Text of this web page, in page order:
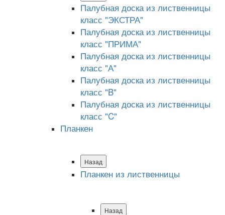
Палубная доска из лиственницы
класс "ЭКСТРА"
Палубная доска из лиственницы
класс "ПРИМА"
Палубная доска из лиственницы
класс "А"
Палубная доска из лиственницы
класс "B"
Палубная доска из лиственницы
класс "C"
Планкен
Назад
Планкен из лиственницы
Назад